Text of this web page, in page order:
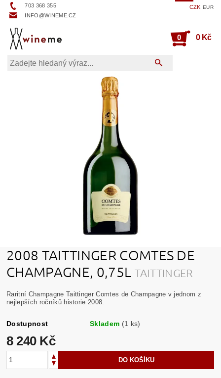
703 368 355
INFO@WINEME.CZ
CZK EUR
0 0 Kč
2008 TAITTINGER COMTES DE
CHAMPAGNE, 0,75L TAITTINGER
Raritní Champagne Taittinger Comtes de Champagne v jednom z
nejlepších ročníků historie 2008.
Dostupnost Skladem (1 ks)
8 240 Kč